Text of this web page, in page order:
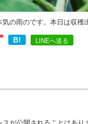
の雨のです。本日は収穫
B! LINEへ送る